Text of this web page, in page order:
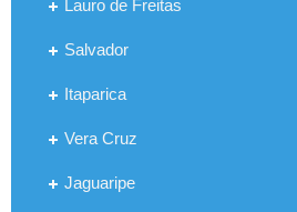
Lauro de Freitas
Salvador
Itaparica
Vera Cruz
Jaguaripe